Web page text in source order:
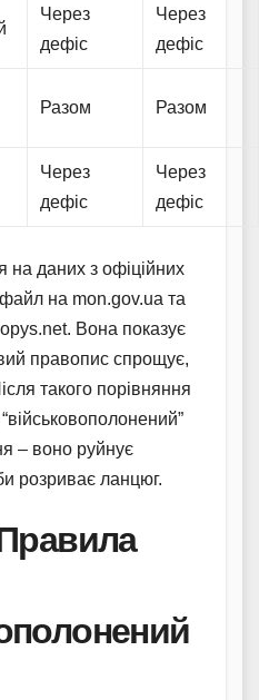
Через
дефіс
Через
дефіс
Разом Разом
Через
дефіс
Через
дефіс
на даних з офіційних
на mon.gov.ua та
Вона показує
правопис спрощує,
такого порівняння
– воно руйнує
розриває ланцюг.